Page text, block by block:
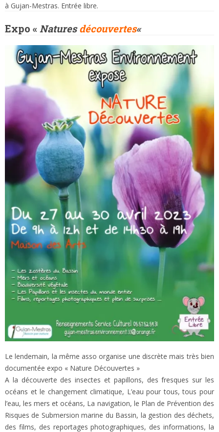
à Gujan-Mestras. Entrée libre.
Expo « Naturesdécouvertes«
Le lendemain, la même asso organise une discrète mais très bien
documentée expo « Nature Découvertes »
A la découverte des insectes et papillons, des fresques sur les
océans et le changement climatique, L’eau pour tous, tous pour
l’eau, les mers et océans, La navigation, le Plan de Prévention des
Risques de Submersion marine du Bassin, la gestion des déchets,
des films, des reportages photographiques, des informations, la